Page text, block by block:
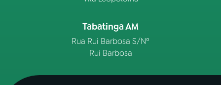
Tabatinga AM
Rua Rui Barbosa S/Nº
Rui Barbosa